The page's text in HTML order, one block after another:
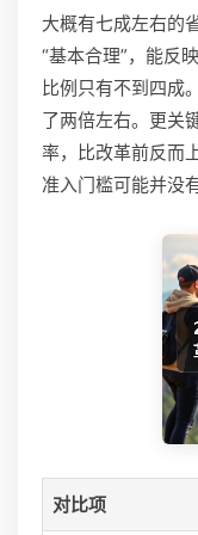
大概有七成左右的
“基本合理”，能反
比例只有不到四成
了两倍左右。更关
率，比改革前反而
准入门槛可能并没
对比项